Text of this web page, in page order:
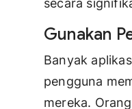
secara
Gunakan
Banyak
pengguna
mereka.